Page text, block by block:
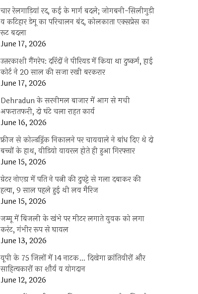
चार रेलगाड़ियां रद, कई के मार्ग बदले; जोगबनी-सिलीगुड़ी
व कटिहार डेमू का परिचालन बंद, कोलकाता एक्सप्रेस का
रूट बदला
June 17, 2026
उत्तरकाशी गैंगरेप: दरिंदों ने पीरियड में किया था दुष्कर्म, हाई
कोर्ट ने 20 साल की सजा रखी बरकरार
June 17, 2026
Dehradun के सरनीमल बाजार में आग से मची
अफरातफरी, दो घंटे चला राहत कार्य
June 16, 2026
फ्रीज से कोल्डड्रिंक निकालने पर चायवाले ने बांध दिए थे दो
बच्चों के हाथ, वीडियो वायरल होते ही हुआ गिरफ्तार
June 15, 2026
ग्रेटर नोएडा में पति ने पत्नी की दुपट्टे से गला दबाकर की
हत्या, 9 साल पहले हुई थी लव मैरिज
June 15, 2026
जम्मू में बिजली के खंभे पर मीटर लगाते युवक को लगा
करंट, गंभीर रूप से घायल
June 13, 2026
यूपी के 75 जिलों में 14 नाटक… दिखेगा क्रांतिवीरों और
साहित्यकारों का शौर्य व योगदान
June 12, 2026